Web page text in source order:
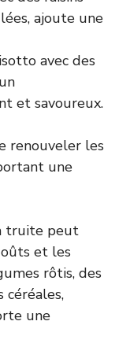
ajoute une
avec des
et savoureux.
renouveler les
une
truite peut
et les
rôtis, des
céréales,
une